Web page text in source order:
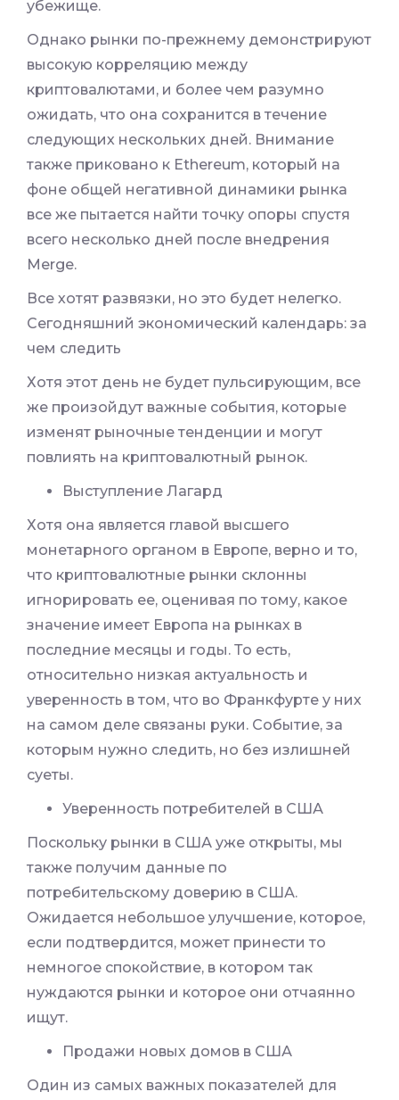
убежище.
Однако рынки по-прежнему демонстрируют
высокую корреляцию между
криптовалютами, и более чем разумно
ожидать, что она сохранится в течение
следующих нескольких дней. Внимание
также приковано к Ethereum, который на
фоне общей негативной динамики рынка
все же пытается найти точку опоры спустя
всего несколько дней после внедрения
Merge.
Все хотят развязки, но это будет нелегко.
Сегодняшний экономический календарь: за
чем следить
Хотя этот день не будет пульсирующим, все
же произойдут важные события, которые
изменят рыночные тенденции и могут
повлиять на криптовалютный рынок.
Выступление Лагард
Хотя она является главой высшего
монетарного органом в Европе, верно и то,
что криптовалютные рынки склонны
игнорировать ее, оценивая по тому, какое
значение имеет Европа на рынках в
последние месяцы и годы. То есть,
относительно низкая актуальность и
уверенность в том, что во Франкфурте у них
на самом деле связаны руки. Событие, за
которым нужно следить, но без излишней
суеты.
Уверенность потребителей в США
Поскольку рынки в США уже открыты, мы
также получим данные по
потребительскому доверию в США.
Ожидается небольшое улучшение, которое,
если подтвердится, может принести то
немногое спокойствие, в котором так
нуждаются рынки и которое они отчаянно
ищут.
Продажи новых домов в США
Один из самых важных показателей для